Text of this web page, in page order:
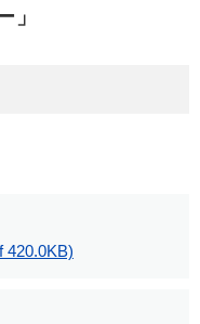
」
420.0KB)